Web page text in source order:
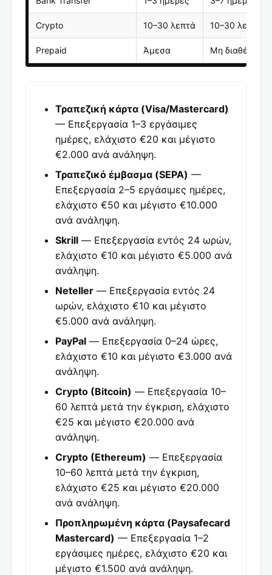
Crypto 10–30 λεπτά 10–30 λεπτά
Prepaid Άμεσα Μη διαθέσιμο
Τραπεζική κάρτα (Visa/Mastercard)
— Επεξεργασία 1–3 εργάσιμες
ημέρες, ελάχιστο €20 και μέγιστο
€2.000 ανά ανάληψη.
Τραπεζικό έμβασμα (SEPA) —
Επεξεργασία 2–5 εργάσιμες ημέρες,
ελάχιστο €50 και μέγιστο €10.000
ανά ανάληψη.
Skrill — Επεξεργασία εντός 24 ωρών,
ελάχιστο €10 και μέγιστο €5.000 ανά
ανάληψη.
Neteller — Επεξεργασία εντός 24
ωρών, ελάχιστο €10 και μέγιστο
€5.000 ανά ανάληψη.
PayPal — Επεξεργασία 0–24 ώρες,
ελάχιστο €10 και μέγιστο €3.000 ανά
ανάληψη.
Crypto (Bitcoin) — Επεξεργασία 10–
60 λεπτά μετά την έγκριση, ελάχιστο
€25 και μέγιστο €20.000 ανά
ανάληψη.
Crypto (Ethereum) — Επεξεργασία
10–60 λεπτά μετά την έγκριση,
ελάχιστο €25 και μέγιστο €20.000
ανά ανάληψη.
Προπληρωμένη κάρτα (Paysafecard
Mastercard) — Επεξεργασία 1–2
εργάσιμες ημέρες, ελάχιστο €20 και
μέγιστο €1.500 ανά ανάληψη.